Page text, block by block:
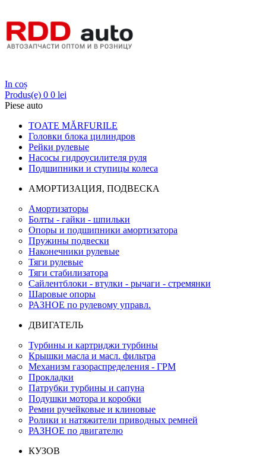
In coș
Produs(e) 0 0 lei
Piese auto
TOATE MĂRFURILE
Головки блока цилиндров
Рейки рулевые
Насосы гидроусилителя руля
Подшипники и ступицы колеса
АМОРТИЗАЦИЯ, ПОДВЕСКА
Амортизаторы
Болты - гайки - шпильки
Опоры и подшипники амортизатора
Пружины подвески
Наконечники рулевые
Тяги рулевые
Тяги стабилизатора
Сайлентблоки - втулки - рычаги - стремянки
Шаровые опоры
РАЗНОЕ по рулевому управл.
ДВИГАТЕЛЬ
Турбины и картриджи турбины
Крышки масла и масл. фильтра
Механизм газораспределения - ГРМ
Прокладки
Патрубки турбины и сапуна
Подушки мотора и коробки
Ремни ручейковые и клиновые
Ролики и натяжители приводных ремней
РАЗНОЕ по двигателю
КУЗОВ